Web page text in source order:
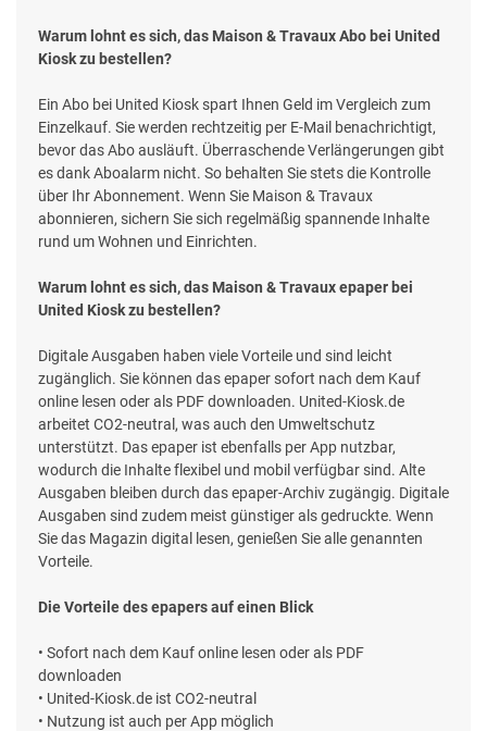
Warum lohnt es sich, das Maison & Travaux Abo bei United
Kiosk zu bestellen?
Ein Abo bei United Kiosk spart Ihnen Geld im Vergleich zum
Einzelkauf. Sie werden rechtzeitig per E-Mail benachrichtigt,
bevor das Abo ausläuft. Überraschende Verlängerungen gibt
es dank Aboalarm nicht. So behalten Sie stets die Kontrolle
über Ihr Abonnement. Wenn Sie Maison & Travaux
abonnieren, sichern Sie sich regelmäßig spannende Inhalte
rund um Wohnen und Einrichten.
Warum lohnt es sich, das Maison & Travaux epaper bei
United Kiosk zu bestellen?
Digitale Ausgaben haben viele Vorteile und sind leicht
zugänglich. Sie können das epaper sofort nach dem Kauf
online lesen oder als PDF downloaden. United-Kiosk.de
arbeitet CO2-neutral, was auch den Umweltschutz
unterstützt. Das epaper ist ebenfalls per App nutzbar,
wodurch die Inhalte flexibel und mobil verfügbar sind. Alte
Ausgaben bleiben durch das epaper-Archiv zugängig. Digitale
Ausgaben sind zudem meist günstiger als gedruckte. Wenn
Sie das Magazin digital lesen, genießen Sie alle genannten
Vorteile.
Die Vorteile des epapers auf einen Blick
• Sofort nach dem Kauf online lesen oder als PDF
downloaden
• United-Kiosk.de ist CO2-neutral
• Nutzung ist auch per App möglich